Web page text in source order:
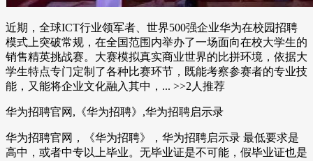
近期，全球ICT行业领军者、世界500强企业华为在校园招聘
模式上突破常规，在全国范围内举办了一场面向在校大学生的
销售精英挑战赛。大赛模拟真实商业世界的比拼环境，依据大
学生特点专门定制了各种比赛环节，既能考察参赛者的专业技
能，又能将企业文化融入其中，... >>2人推荐
华为招聘官网,《华为招聘》,华为招聘启示录
华为招聘官网，《华为招聘》，华为招聘启示录 最低要求是
高中，或者中专以上毕业。无毕业证是不可能，假毕业证也是